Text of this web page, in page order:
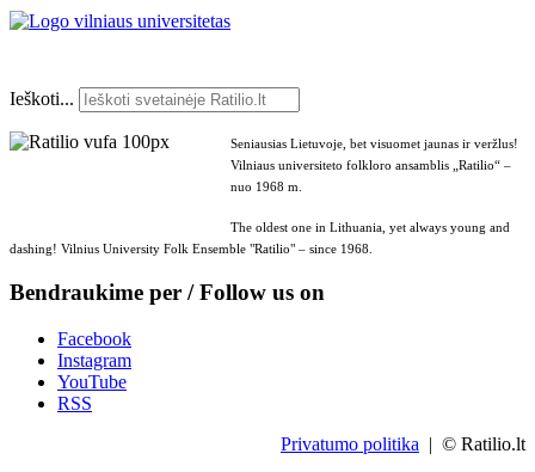
Ieškoti...
Seniausias Lietuvoje, bet visuomet jaunas ir veržlus!
Vilniaus universiteto folkloro ansamblis „Ratilio“ –
nuo 1968 m.
The oldest one in Lithuania, yet always young and
dashing! Vilnius University Folk Ensemble "Ratilio" – since 1968.
Bendraukime per / Follow us on
Facebook
Instagram
YouTube
RSS
Privatumo politika | © Ratilio.lt